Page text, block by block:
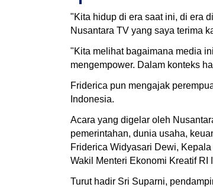
"Kita hidup di era saat ini, di era
Nusantara TV yang saya terima
"Kita melihat bagaimana media
mengempower. Dalam konteks
Friderica pun mengajak
Indonesia.
Acara yang digelar oleh
pemerintahan, dunia usaha,
Friderica Widyasari Dewi,
Wakil Menteri Ekonomi Kreatif RI
Turut hadir Sri Suparni,